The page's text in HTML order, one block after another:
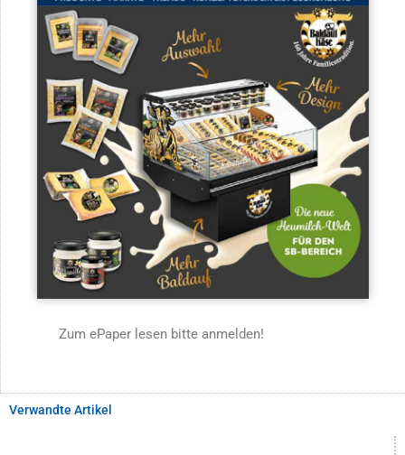
Zum ePaper lesen bitte anmelden!
Verwandte Artikel